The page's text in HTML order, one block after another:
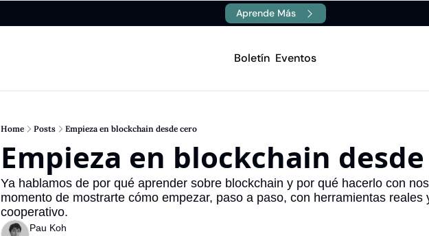
Aprende Más
Boletín
Canales
1.B Description
Aprende
1.B Description
Eventos
Home Posts Empieza en blockchain desde cero
Empieza en blockchain
Ya hablamos de por qué aprender sobre blockchain y por qué hacerlo con
momento de mostrarte cómo empezar, paso a paso, con herramientas reales
cooperativo.
Pau Koh